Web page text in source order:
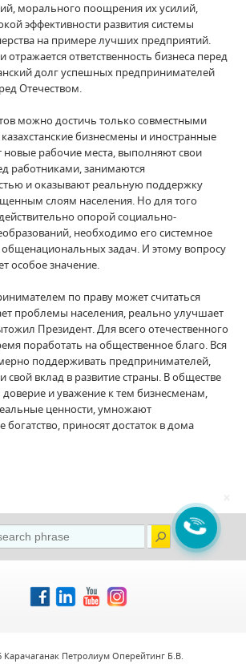
морального поощрения их усилий,
эффективности развития системы
на примере лучших предприятий.
отражается ответственность бизнеса перед
долг успешных предпринимателей
Отечеством.
можно достичь только совместными
бизнесмены и иностранные
новые рабочие места, выполняют свои
работниками, занимаются
и оказывают реальную поддержку
слоям населения. Но для того
опорой социально-
необходимо его системное
задач. И этому вопросу
особое значение.
по праву может считаться
проблемы населения, реально улучшает
Президент. Для всего отечественного
поработать на общественное благо. Вся
поддерживать предпринимателей,
свой вклад в развитие страны. В обществе
и уважение к тем бизнесменам,
ценности, умножают
приносят достаток в дома
Карачаганак Петролиум Оперейтинг Б.В.